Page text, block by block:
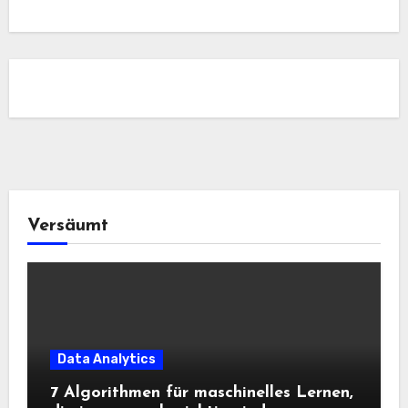
Versäumt
Data Analytics
7 Algorithmen für maschinelles Lernen,